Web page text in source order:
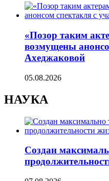
«Позор таким
возмущены
Ахеджаковой
05.08.2026
НАУКА
Создан